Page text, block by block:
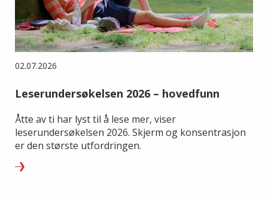
02.07.2026
Leserundersøkelsen 2026 – hovedfunn
Åtte av ti har lyst til å lese mer, viser
leserundersøkelsen 2026. Skjerm og konsentrasjon
er den største utfordringen.